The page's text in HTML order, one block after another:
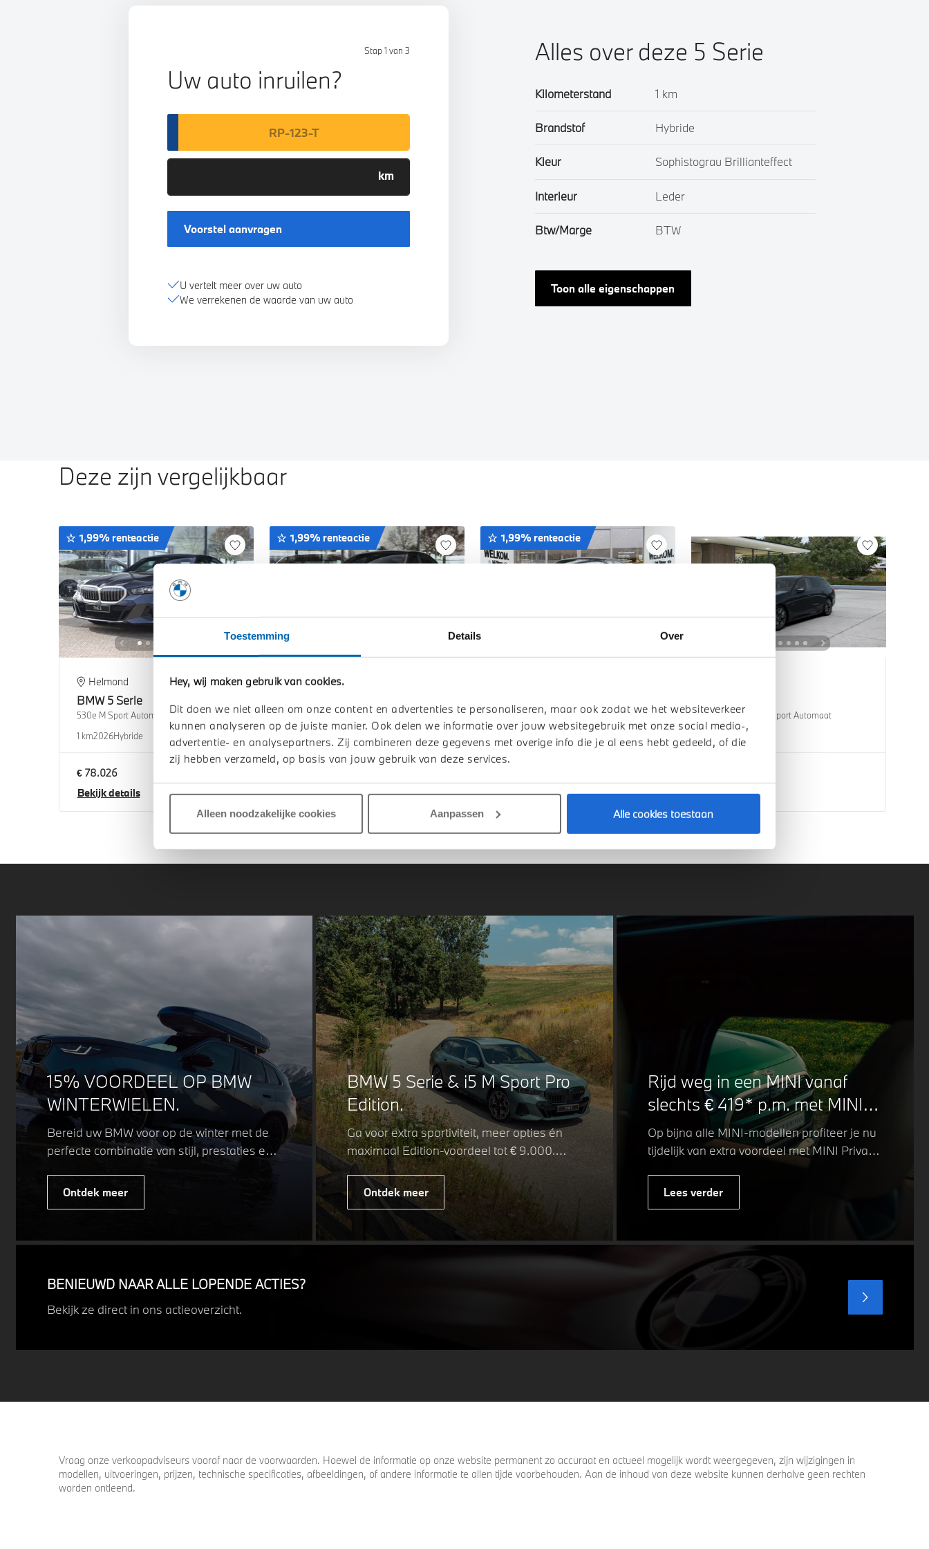
Toestemming Details Over
Hey, wij maken gebruik van cookies.
Dit doen we niet alleen om onze content en advertenties te personaliseren, maar ook zodat we het websiteverkeer
kunnen analyseren op de juiste manier. Ook delen we informatie over jouw websitegebruik met onze social media-,
advertentie- en analysepartners. Zij combineren deze gegevens met overige info die je al eens hebt gedeeld, of die
zij hebben verzameld, op basis van jouw gebruik van deze services.
Alleen noodzakelijke cookies Aanpassen Alle cookies toestaan
Stap 1 van 3
Uw auto inruilen?
Voorstel aanvragen
U vertelt meer over uw auto
We verrekenen de waarde van uw auto
Alles over deze 5 Serie
Kilometerstand 1 km
Brandstof Hybride
Kleur Sophistograu Brillianteffect
Interieur Leder
Btw/Marge BTW
Toon alle eigenschappen
Deze zijn vergelijkbaar
1,99% renteactie
Helmond
BMW 5 Serie
530e M Sport Automaat
1 km2026Hybride
€ 78.026
Bekijk details
1,99% renteactie
Helmond
530e M Sport Automaat
1 km
Hybride
Bekijk details
1,99% renteactie
530e M Sport Automaat
2026 Hybride
Bekijk details
Touring 530e M Sport Automaat
2026 Hybride
Bekijk details
15% VOORDEEL OP BMW
WINTERWIELEN.
Bereid uw BMW voor op de winter met de
perfecte combinatie van stijl, prestaties en
of elegante look, onze winterwielen zijn
uitdagende weersomstandigheden.
Ontdek meer
BMW 5 Serie & i5 M Sport Pro
Edition.
Ga voor extra sportiviteit, meer opties én
maximaal Edition-voordeel tot € 9.000.
Fiscaal leverbaar vanaf € 75.347. Met de
BMW 5 Serie & i5 M Sport Pro Edition kiest
u voor een rijk uitgeruste uitvoering waarin
juist de details het verschil maken. De
details die ervoor zorgen dat u nog één
keer omkijkt voordat u verder loopt.
Ontdek meer
Rijd weg in een MINI vanaf
slechts € 419* p.m. met MINI
Private Lease.
Op bijna alle MINI-modellen profiteer je nu
tijdelijk van extra voordeel met MINI Private
per maand, in plaats van € 449. Afhankelijk
Lees verder
BENIEUWD NAAR ALLE LOPENDE ACTIES?
Bekijk ze direct in ons actieoverzicht.
Vraag onze verkoopadviseurs vooraf naar de voorwaarden. Hoewel de informatie op onze website permanent zo accuraat en actueel mogelijk wordt weergegeven, zijn wijzigingen in
modellen, uitvoeringen, prijzen, technische specificaties, afbeeldingen, of andere informatie te allen tijde voorbehouden. Aan de inhoud van deze website kunnen derhalve geen rechten
worden ontleend.